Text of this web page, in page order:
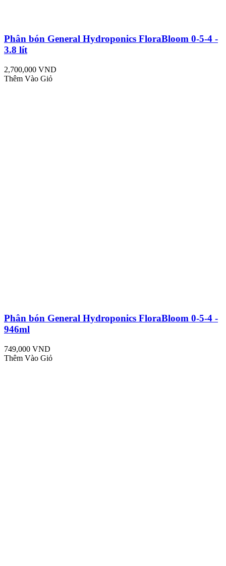
Phân bón General Hydroponics FloraBloom 0-5-4 -
3.8 lít
2,700,000 VND
Thêm Vào Giỏ
Phân bón General Hydroponics FloraBloom 0-5-4 -
946ml
749,000 VND
Thêm Vào Giỏ